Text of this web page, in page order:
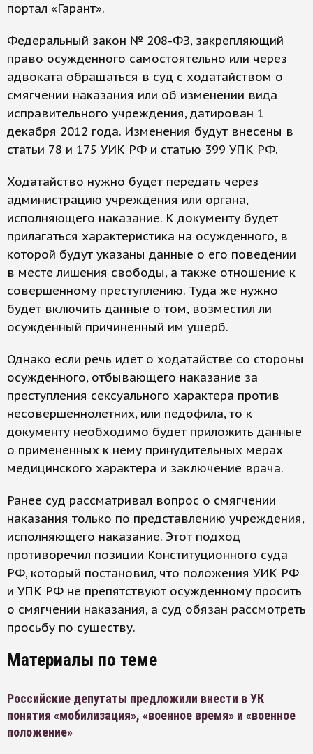
портал «Гарант».
Федеральный закон № 208-ФЗ, закрепляющий
право осужденного самостоятельно или через
адвоката обращаться в суд с ходатайством о
смягчении наказания или об изменении вида
исправительного учреждения, датирован 1
декабря 2012 года. Изменения будут внесены в
статьи 78 и 175 УИК РФ и статью 399 УПК РФ.
Ходатайство нужно будет передать через
администрацию учреждения или органа,
исполняющего наказание. К документу будет
прилагаться характеристика на осужденного, в
которой будут указаны данные о его поведении
в месте лишения свободы, а также отношение к
совершенному преступлению. Туда же нужно
будет включить данные о том, возместил ли
осужденный причиненный им ущерб.
Однако если речь идет о ходатайстве со стороны
осужденного, отбывающего наказание за
преступления сексуального характера против
несовершеннолетних, или педофила, то к
документу необходимо будет приложить данные
о примененных к нему принудительных мерах
медицинского характера и заключение врача.
Ранее суд рассматривал вопрос о смягчении
наказания только по представлению учреждения,
исполняющего наказание. Этот подход
противоречил позиции Конституционного суда
РФ, который постановил, что положения УИК РФ
и УПК РФ не препятствуют осужденному просить
о смягчении наказания, а суд обязан рассмотреть
просьбу по существу.
Материалы по теме
Российские депутаты предложили внести в УК
понятия «мобилизация», «военное время» и «военное
положение»